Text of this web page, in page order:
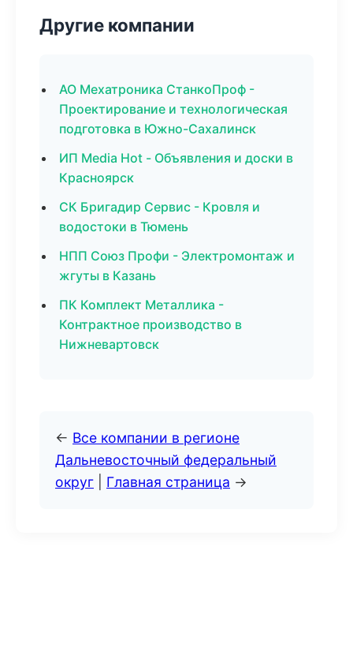
Другие компании
АО Мехатроника СтанкоПроф -
Проектирование и технологическая
подготовка в Южно-Сахалинск
ИП Media Hot - Объявления и доски в
Красноярск
СК Бригадир Сервис - Кровля и
водостоки в Тюмень
НПП Союз Профи - Электромонтаж и
жгуты в Казань
ПК Комплект Металлика -
Контрактное производство в
Нижневартовск
← Все компании в регионе
Дальневосточный федеральный
округ
Главная страница →